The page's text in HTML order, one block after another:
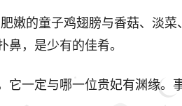
嫩的童子鸡翅膀与香菇、淡
，是少有的佳肴。
一定与哪一位贵妃有渊缘。